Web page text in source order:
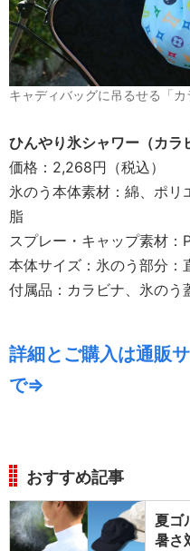
キャディバッグに吊るせる「
ひんやり氷シャワー（カラ
価格：2,268円（税込）
氷のう本体素材：綿、ポリ
脂
スプレー・キャップ素材：
本体サイズ：氷のう部分：
付属品：カラビナ、氷のう
詳細とご購入は通販
で⇒
おすすめ記事
夏ゴ
暑さ